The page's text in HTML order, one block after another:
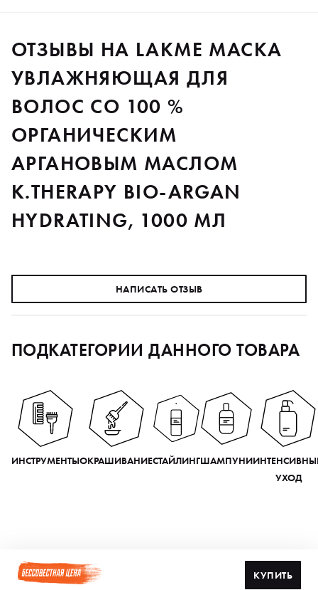
ОТЗЫВЫ НА LAKME МАСКА
УВЛАЖНЯЮЩАЯ ДЛЯ
ВОЛОС СО 100 %
ОРГАНИЧЕСКИМ
АРГАНОВЫМ МАСЛОМ
K.THERAPY BIO-ARGAN
HYDRATING, 1000 МЛ
НАПИСАТЬ ОТЗЫВ
ПОДКАТЕГОРИИ ДАННОГО ТОВАРА
ИНСТРУМЕНТЫОКРАШИВАНИЕСТАЙЛИНГШАМПУНИ
УХОД
КУПИТЬ